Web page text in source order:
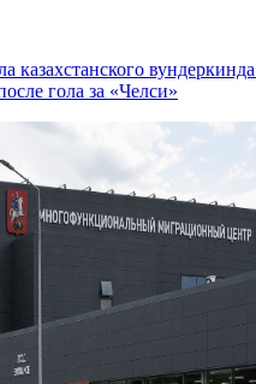
гола за «Челси»